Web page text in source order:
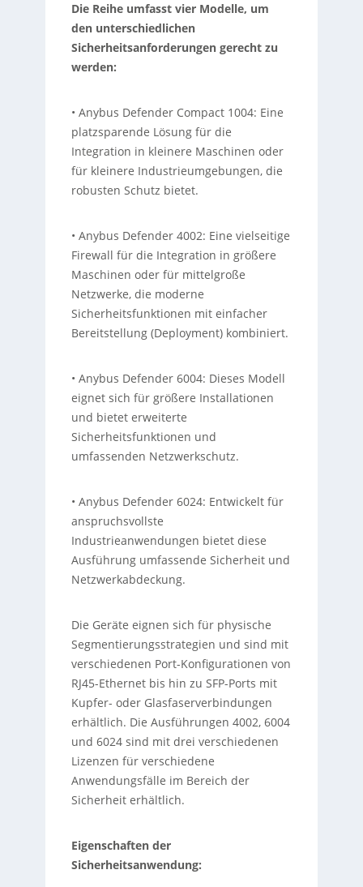
Die Reihe umfasst vier Modelle, um
den unterschiedlichen
Sicherheitsanforderungen gerecht zu
werden:
• Anybus Defender Compact 1004: Eine
platzsparende Lösung für die
Integration in kleinere Maschinen oder
für kleinere Industrieumgebungen, die
robusten Schutz bietet.
• Anybus Defender 4002: Eine vielseitige
Firewall für die Integration in größere
Maschinen oder für mittelgroße
Netzwerke, die moderne
Sicherheitsfunktionen mit einfacher
Bereitstellung (Deployment) kombiniert.
• Anybus Defender 6004: Dieses Modell
eignet sich für größere Installationen
und bietet erweiterte
Sicherheitsfunktionen und
umfassenden Netzwerkschutz.
• Anybus Defender 6024: Entwickelt für
anspruchsvollste
Industrieanwendungen bietet diese
Ausführung umfassende Sicherheit und
Netzwerkabdeckung.
Die Geräte eignen sich für physische
Segmentierungsstrategien und sind mit
verschiedenen Port-Konfigurationen von
RJ45-Ethernet bis hin zu SFP-Ports mit
Kupfer- oder Glasfaserverbindungen
erhältlich. Die Ausführungen 4002, 6004
und 6024 sind mit drei verschiedenen
Lizenzen für verschiedene
Anwendungsfälle im Bereich der
Sicherheit erhältlich.
Eigenschaften der
Sicherheitsanwendung: